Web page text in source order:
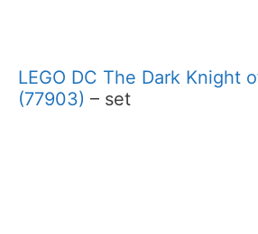
LEGO DC The Dark Knight
(77903) – set